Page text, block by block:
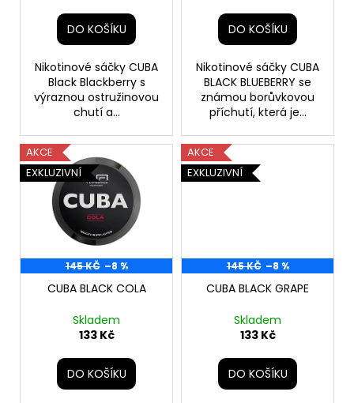
DO KOŠÍKU
Nikotinové sáčky CUBA
Black Blackberry s
výraznou ostružinovou
chutí a...
DO KOŠÍKU
Nikotinové sáčky CUBA
BLACK BLUEBERRY se
známou borůvkovou
příchutí, která je...
AKCE
EXKLUZIVNÍ
145 KČ –8 %
CUBA BLACK COLA
Skladem
133 Kč
DO KOŠÍKU
AKCE
EXKLUZIVNÍ
145 KČ –8 %
CUBA BLACK GRAPE
Skladem
133 Kč
DO KOŠÍKU